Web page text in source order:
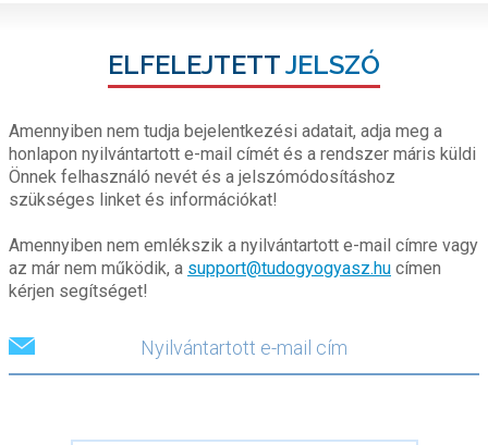
ELFELEJTETTJELSZÓ
Amennyiben nem tudja bejelentkezési adatait, adja meg a
honlapon nyilvántartott e-mail címét és a rendszer máris küldi
Önnek felhasználó nevét és a jelszómódosításhoz
szükséges linket és információkat!
Amennyiben nem emlékszik a nyilvántartott e-mail címre vagy
az már nem működik, a support@tudogyogyasz.hu címen
kérjen segítséget!